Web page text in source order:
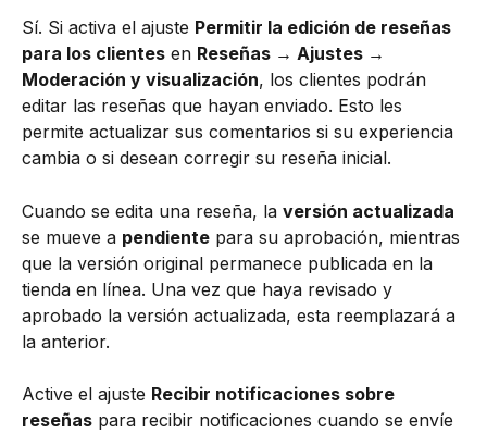
Sí. Si activa el ajuste Permitir la edición de reseñas
para los clientes en Reseñas → Ajustes →
Moderación y visualización, los clientes podrán
editar las reseñas que hayan enviado. Esto les
permite actualizar sus comentarios si su experiencia
cambia o si desean corregir su reseña inicial.
Cuando se edita una reseña, la versión actualizada
se mueve a pendiente para su aprobación, mientras
que la versión original permanece publicada en la
tienda en línea. Una vez que haya revisado y
aprobado la versión actualizada, esta reemplazará a
la anterior.
Active el ajuste Recibir notificaciones sobre
reseñas para recibir notificaciones cuando se envíe